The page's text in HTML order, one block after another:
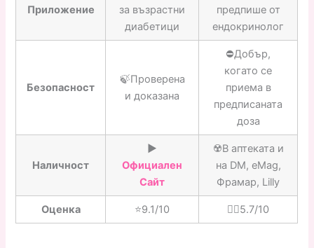
Приложение
за възрастни
диабетици
предпише от
ендокринолог
Безопасност
🍃Проверена
и доказана
⛔️Добър,
когато се
приема в
предписаната
доза
Наличност
▶️
Официален
Сайт
☢️В аптеката и
на DM, eMag,
Фрамар, Lilly
Оценка ⭐️9.1/10 👎🏼5.7/10